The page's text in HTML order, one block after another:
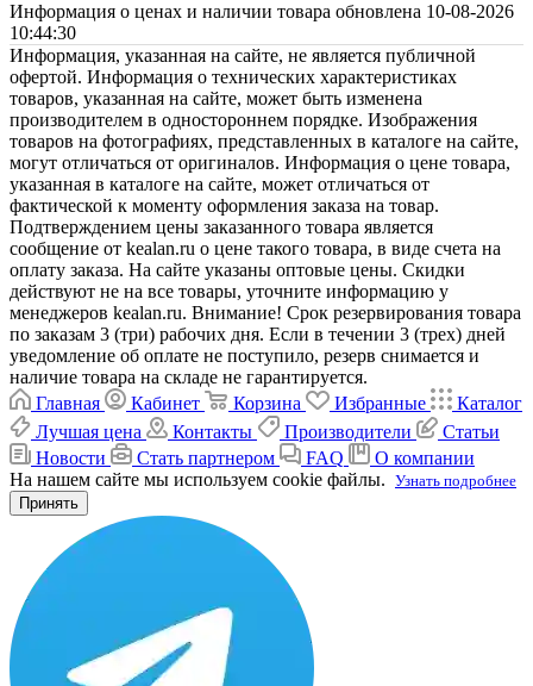
Информация о ценах и наличии товара обновлена 10-08-2026
10:44:30
Информация, указанная на сайте, не является публичной
офертой. Информация о технических характеристиках
товаров, указанная на сайте, может быть изменена
производителем в одностороннем порядке. Изображения
товаров на фотографиях, представленных в каталоге на сайте,
могут отличаться от оригиналов. Информация о цене товара,
указанная в каталоге на сайте, может отличаться от
фактической к моменту оформления заказа на товар.
Подтверждением цены заказанного товара является
сообщение от kealan.ru о цене такого товара, в виде счета на
оплату заказа. На сайте указаны оптовые цены. Скидки
действуют не на все товары, уточните информацию у
менеджеров kealan.ru. Внимание! Срок резервирования товара
по заказам 3 (три) рабочих дня. Если в течении 3 (трех) дней
уведомление об оплате не поступило, резерв снимается и
наличие товара на складе не гарантируется.
Главная
Кабинет Корзина Избранные
Каталог
Лучшая цена
Контакты Производители
Статьи
Новости
Стать партнером FAQ
О компании
На нашем сайте мы используем cookie файлы. Узнать подробнее
Принять